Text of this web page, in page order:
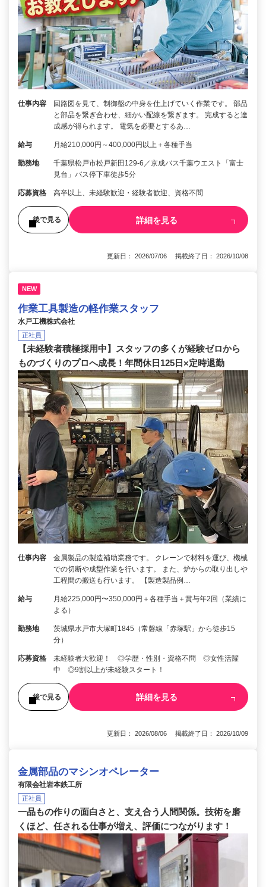
仕事内容
回路図を見て、制御盤の中身を仕上げていく作業です。 部品
と部品を繋ぎ合わせ、細かい配線を繋ぎます。 完成すると達
成感が得られます。 電気を必要とするあ…
給与 月給210,000円～400,000円以上＋各種手当
勤務地
千葉県松戸市松戸新田129-6／京成バス千葉ウエスト「富士
見台」バス停下車徒歩5分
応募資格 高卒以上、未経験歓迎・経験者歓迎、資格不問
後で見る 詳細を見る
更新日： 2026/07/06 掲載終了日： 2026/10/08
NEW
作業工具製造の軽作業スタッフ
水戸工機株式会社
正社員
【未経験者積極採用中】スタッフの多くが経験ゼロから
ものづくりのプロへ成長！年間休日125日×定時退勤
仕事内容
金属製品の製造補助業務です。 クレーンで材料を運び、機械
での切断や成型作業を行います。 また、炉からの取り出しや
工程間の搬送も行います。 【製造製品例…
給与
月給225,000円〜350,000円＋各種手当＋賞与年2回（業績に
よる）
勤務地
茨城県水戸市大塚町1845（常磐線「赤塚駅」から徒歩15
分）
応募資格
未経験者大歓迎！ ◎学歴・性別・資格不問 ◎女性活躍
中 ◎9割以上が未経験スタート！
後で見る 詳細を見る
更新日： 2026/08/06 掲載終了日： 2026/10/09
金属部品のマシンオペレーター
有限会社岩本鉄工所
正社員
一品もの作りの面白さと、支え合う人間関係。技術を磨
くほど、任される仕事が増え、評価につながります！